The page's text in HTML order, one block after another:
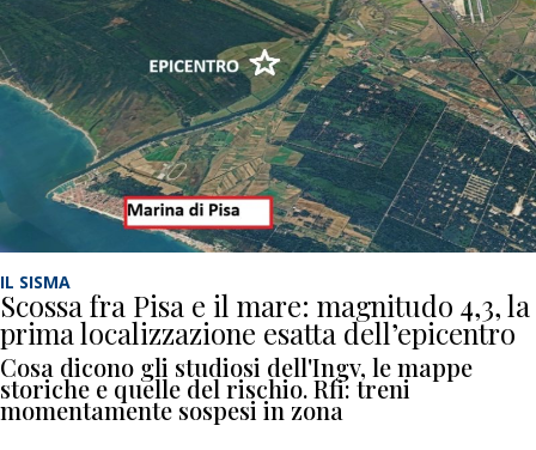
IL SISMA
Scossa fra Pisa e il mare: magnitudo 4,3, la
prima localizzazione esatta dell’epicentro
Cosa dicono gli studiosi dell'Ingv, le mappe
storiche e quelle del rischio. Rfi: treni
momentamente sospesi in zona